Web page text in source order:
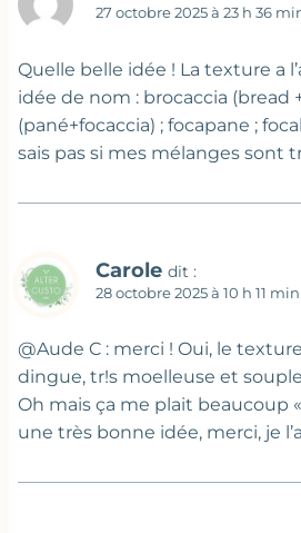
27 octobre 2025 à 23 h 36
Quelle belle idée ! La texture a
idée de nom : brocaccia (bread
(pané+focaccia) ; focapane ;
sais pas si mes mélanges sont
Carole dit :
28 octobre 2025 à 10 h 11 min
@Aude C : merci ! Oui, le
dingue, tr!s moelleuse et
Oh mais ça me plait beaucoup «
une très bonne idée, merci, je